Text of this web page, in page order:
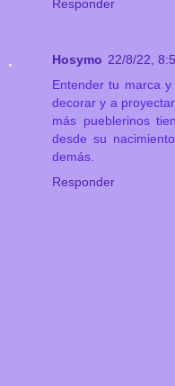
Responder
Hosymo 22/8/22,
Entender tu marca
decorar y a
más pueblerinos
desde su
demás.
Responder